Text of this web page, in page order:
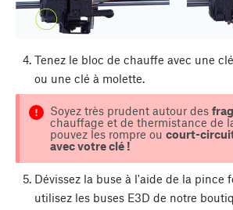
Tenez le bloc de chauffe avec une
ou une clé à molette.
Soyez très prudent autour des
chauffage et de thermistance de
pouvez les rompre ou court-
avec votre clé !
Dévissez la buse à l'aide de la pince
utilisez les buses E3D de notre